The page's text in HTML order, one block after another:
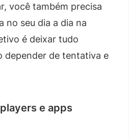
você também precisa
no seu dia a dia na
é deixar tudo
depender de tentativa e
e apps